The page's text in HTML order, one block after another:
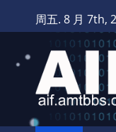
至
周五. 8 月 7th,